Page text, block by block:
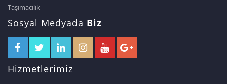
Taşımacılık
Sosyal Medyada Biz
Hizmetlerimiz